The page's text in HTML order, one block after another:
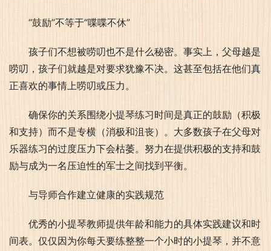
“鼓励”不等于“喋喋不休”
孩子们不想被唠叨也不是什么秘密。事实上，父母越是
唠叨，孩子们就越是对要求犹豫不决。这甚至包括在他们真
正喜欢的事情上唠叨或压力。
确保你的关系围绕小提琴练习时间是真正的鼓励（积极
和支持）而不是专横（消极和沮丧）。大多数孩子在父母对
乐器练习的过度压力下会枯萎。努力在提供积极的支持和鼓
励与成为一名压迫性的军士之间找到平衡。
与导师合作建立健康的实践规范
优秀的小提琴教师提供年龄和能力的具体实践建议和时
间表。仅仅因为你每天要练整整一个小时的小提琴，并不意